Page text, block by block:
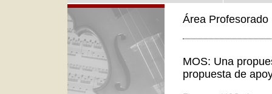
Área
MOS: Una
propuesta de